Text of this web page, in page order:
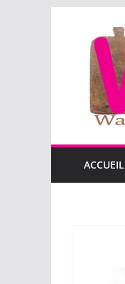
contenu
ACCUEIL